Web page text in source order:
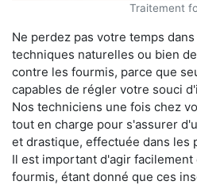
Traitement
Ne perdez pas votre temps
techniques naturelles ou bien
contre les fourmis, parce que
capables de régler votre souci
Nos techniciens une fois chez
tout en charge pour s'assurer
et drastique, effectuée dans les
Il est important d'agir
fourmis, étant donné que ces